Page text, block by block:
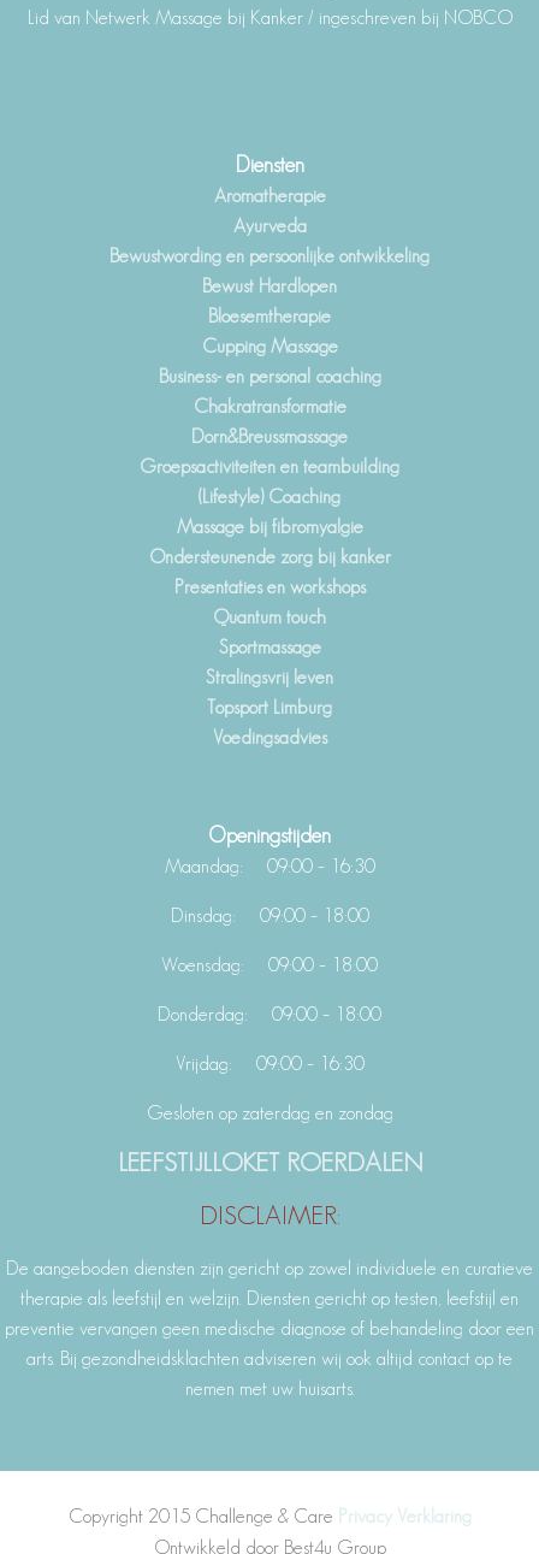
Lid van Netwerk Massage bij Kanker / ingeschreven bij NOBCO
Diensten
Aromatherapie
Ayurveda
Bewustwording en persoonlijke ontwikkeling
Bewust Hardlopen
Bloesemtherapie
Cupping Massage
Business- en personal coaching
Chakratransformatie
Dorn&Breussmassage
Groepsactiviteiten en teambuilding
(Lifestyle) Coaching
Massage bij fibromyalgie
Ondersteunende zorg bij kanker
Presentaties en workshops
Quantum touch
Sportmassage
Stralingsvrij leven
Topsport Limburg
Voedingsadvies
Openingstijden
Maandag: 09:00 – 16:30
Dinsdag: 09:00 – 18:00
Woensdag: 09:00 – 18:00
Donderdag: 09:00 – 18:00
Vrijdag: 09:00 – 16:30
Gesloten op zaterdag en zondag
LEEFSTIJLLOKET ROERDALEN
DISCLAIMER:
De aangeboden diensten zijn gericht op zowel individuele en curatieve
therapie als leefstijl en welzijn. Diensten gericht op testen, leefstijl en
preventie vervangen geen medische diagnose of behandeling door een
arts. Bij gezondheidsklachten adviseren wij ook altijd contact op te
nemen met uw huisarts.
Copyright 2015 Challenge & Care Privacy Verklaring
Ontwikkeld door Best4u Group